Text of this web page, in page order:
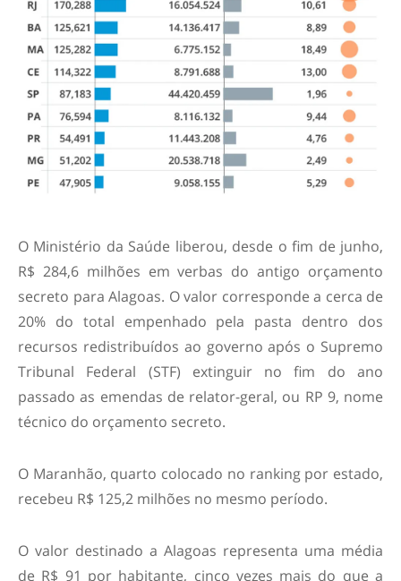
O Ministério da Saúde liberou, desde o fim de junho,
R$ 284,6 milhões em verbas do antigo orçamento
secreto para Alagoas. O valor corresponde a cerca de
20% do total empenhado pela pasta dentro dos
recursos redistribuídos ao governo após o Supremo
Tribunal Federal (STF) extinguir no fim do ano
passado as emendas de relator-geral, ou RP 9, nome
técnico do orçamento secreto.
O Maranhão, quarto colocado no ranking por estado,
recebeu R$ 125,2 milhões no mesmo período.
O valor destinado a Alagoas representa uma média
de R$ 91 por habitante, cinco vezes mais do que a